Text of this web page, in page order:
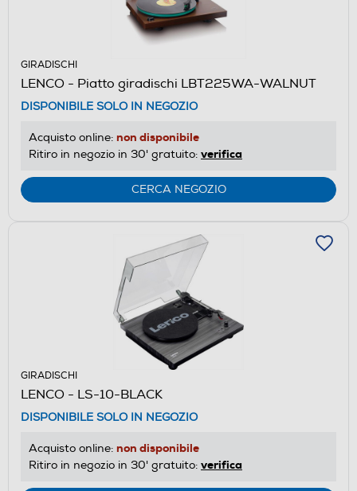
GIRADISCHI
LENCO - Piatto giradischi LBT225WA-WALNUT
DISPONIBILE SOLO IN NEGOZIO
Acquisto online: non disponibile
Ritiro in negozio in 30' gratuito: verifica
CERCA NEGOZIO
GIRADISCHI
LENCO - LS-10-BLACK
DISPONIBILE SOLO IN NEGOZIO
Acquisto online: non disponibile
Ritiro in negozio in 30' gratuito: verifica